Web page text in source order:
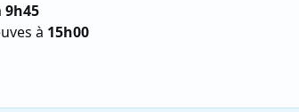
9h45
à 15h00